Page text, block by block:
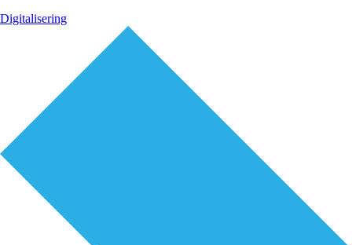
Digitalisering